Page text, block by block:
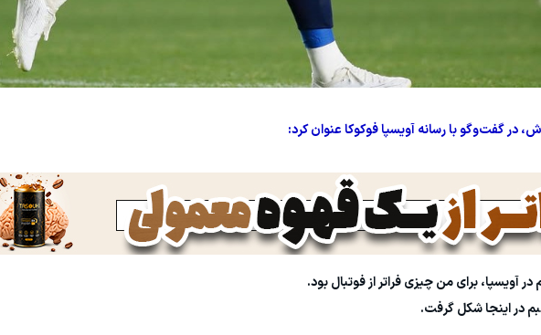
در گفت‌وگو با رسانه آویسپا فوکوکا عنوان کرد:
آویسپا، برای من چیزی فراتر از فوتبال بود.
در اینجا شکل گرفت.